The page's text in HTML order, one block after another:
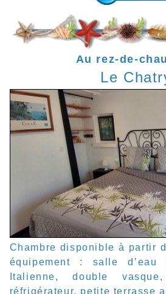
Au rez-de-
Le
Chambre disponible à partir
équipement : salle d’eau
Italienne, double
réfrigérateur, petite terrasse